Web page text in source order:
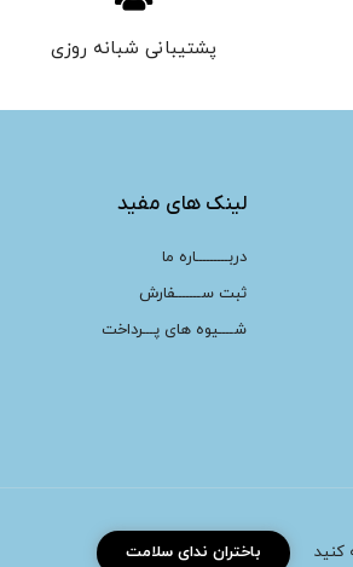
پشتیبانی شبانه روزی
لینک های مفید
دربـــــــــاره ما
ثبت ســـــــفارش
شــــیوه های پـــرداخت
کنید باختران ندای سلامت